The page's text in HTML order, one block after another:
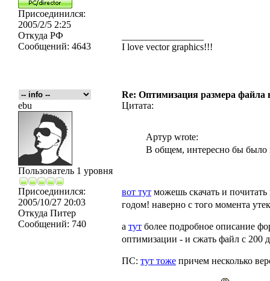
Присоединился:
2005/2/5 2:25
Откуда РФ
Сообщений: 4643
I love vector graphics!!!
Re: Оптимизация размера файла
ebu
Пользователь 1 уровня
Присоединился:
2005/10/27 20:03
Откуда Питер
Сообщений: 740
Цитата:
Артур wrote:
В общем, интересно бы было
вот тут можешь скачать и
годом! наверно с того момента
а тут более подробное описание
оптимизации - и сжать файл с 200
ПС: тут тоже причем несколько